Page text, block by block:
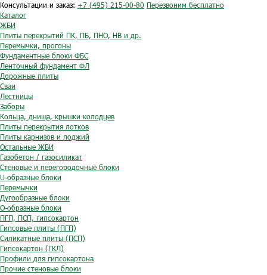
Консультации и заказ: +7 (495) 215-00-80 Перезвоним бесплатно
Каталог
ЖБИ
Плиты перекрытий ПК, ПБ, ПНО, НВ и др.
Перемычки, прогоны
Фундаментные блоки ФБС
Ленточный фундамент ФЛ
Дорожные плиты
Сваи
Лестницы
Заборы
Кольца, днища, крышки колодцев
Плиты перекрытия лотков
Плиты карнизов и лоджий
Остальные ЖБИ
Газобетон / газосиликат
Стеновые и перегородочные блоки
U-образные блоки
Перемычки
Дугообразные блоки
O-образные блоки
ПГП, ПСП, гипсокартон
Гипсовые плиты (ПГП)
Силикатные плиты (ПСП)
Гипсокартон (ГКЛ)
Профили для гипсокартона
Прочие стеновые блоки